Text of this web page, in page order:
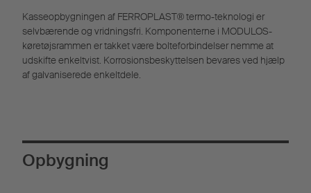
Kasseopbygningen af FERROPLAST® termo-teknologi er
selvbærende og vridningsfri. Komponenterne i MODULOS-
køretøjsrammen er takket være bolteforbindelser nemme at
udskifte enkeltvist. Korrosionsbeskyttelsen bevares ved hjælp
af galvaniserede enkeltdele.
Opbygning